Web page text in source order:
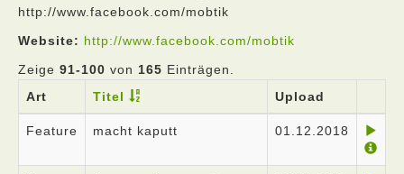
http://www.facebook.com/mobtik
Website: http://www.facebook.com/mobtik
Zeige 91-100 von 165 Einträgen.
Art
Titel Upload
Feature macht kaputt 01.12.2018